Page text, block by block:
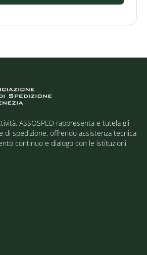
ASSOSPED rappresenta e tutela gli
di spedizione, offrendo assistenza tecnica
continuo e dialogo con le istituzioni